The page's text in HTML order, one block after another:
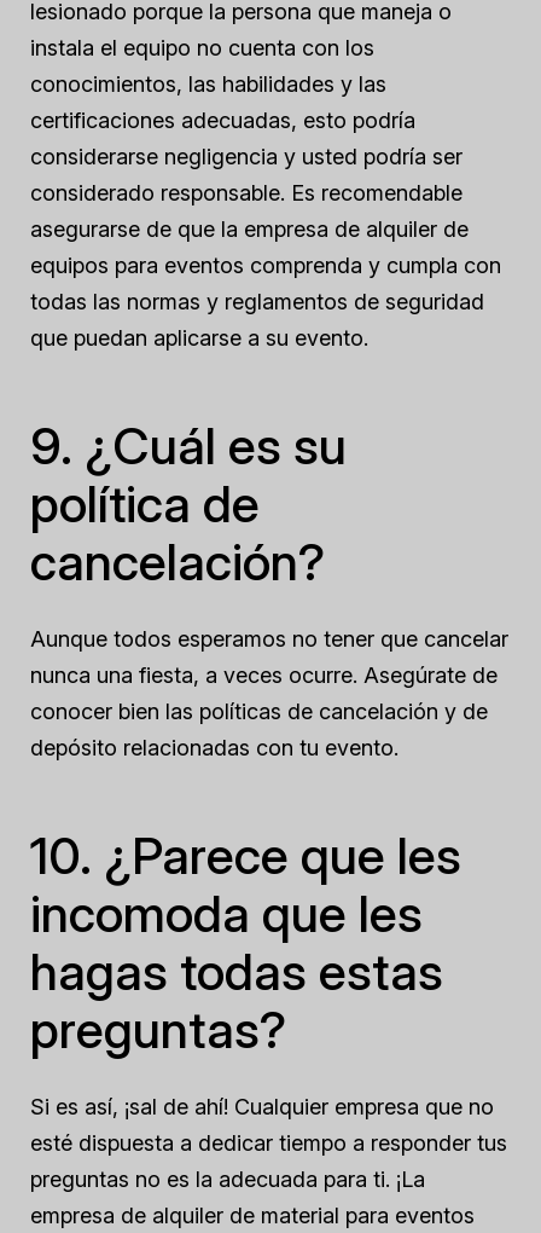
lesionado porque la persona que maneja o
instala el equipo no cuenta con los
conocimientos, las habilidades y las
certificaciones adecuadas, esto podría
considerarse negligencia y usted podría ser
considerado responsable. Es recomendable
asegurarse de que la empresa de alquiler de
equipos para eventos comprenda y cumpla con
todas las normas y reglamentos de seguridad
que puedan aplicarse a su evento.
9. ¿Cuál es su
política de
cancelación?
Aunque todos esperamos no tener que cancelar
nunca una fiesta, a veces ocurre. Asegúrate de
conocer bien las políticas de cancelación y de
depósito relacionadas con tu evento.
10. ¿Parece que les
incomoda que les
hagas todas estas
preguntas?
Si es así, ¡sal de ahí! Cualquier empresa que no
esté dispuesta a dedicar tiempo a responder tus
preguntas no es la adecuada para ti. ¡La
empresa de alquiler de material para eventos